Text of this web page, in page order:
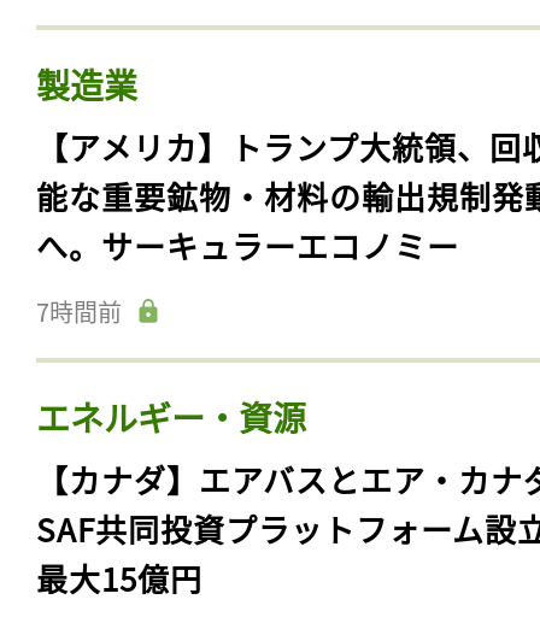
製造業
【アメリカ】トランプ大統領、回
能な重要鉱物・材料の輸出規制発
へ。サーキュラーエコノミー
7時間前
エネルギー・資源
【カナダ】エアバスとエア・カナ
SAF共同投資プラットフォーム設
最大15億円